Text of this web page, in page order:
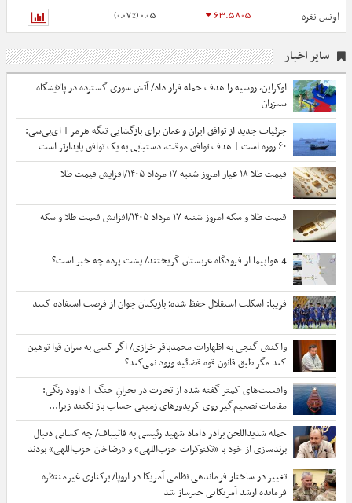
اونس نقره 63.5805
0.05 (0.07%)
سایر اخبار
اوکراین، روسیه را هدف حمله قرار داد/ آتش سوزی گسترده در پالایشگاه
سیزران
جزئیات جدید از توافق ایران و عمان برای بازگشایی تنگه هرمز | ای‌بی‌سی:
۶۰ روزه است | هدف توافق موقت، دستیابی به یک توافق پایدارتر است
قیمت طلا ۱۸ عیار امروز شنبه ۱۷ مرداد ۱۴۰۵/افزایش قیمت طلا
قیمت طلا و سکه امروز شنبه ۱۷ مرداد ۱۴۰۵/افزایش قیمت طلا و سکه
4 هواپیما از فرودگاه عربستان گریختند/ پشت پرده چه خبر است؟
فریبا: اسکلت استقلال حفظ شده؛ بازیکنان جوان از فرصت استفاده کنند
واکنش گنجی به اظهارات محمدباقر خرازی/ اگر کسی به سران قوا توهین
کند مگر طبق قانون قوه قضائیه ورود نمی‌کند؟
واقعیت‌های کمتر گفته شده از تجارت در بحرانِ جنگ | داوود رنگی:
مقامات تصمیم‌گیر روی کریدورهای زمینی حساب باز نکنند زیرا...
حمله شدیداللحن برادر داماد شهید رئیسی به قالیباف/ چه کسانی دنبال
برندسازی از خود با «تکنوکرات حزب‌اللهی» و «رضاخان حزب‌اللهی» بودند
تغییر در ساختار فرماندهی نظامی آمریکا در اروپا/ برکناری غیرمنتظره
فرمانده ارشد آمریکایی خبرساز شد